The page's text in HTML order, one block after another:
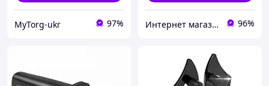
MyTorg-ukr 97% Интернет магазин ФЕЕРИЯ 96%